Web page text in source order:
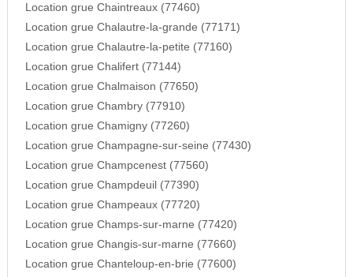
Location grue Chaintreaux (77460)
Location grue Chalautre-la-grande (77171)
Location grue Chalautre-la-petite (77160)
Location grue Chalifert (77144)
Location grue Chalmaison (77650)
Location grue Chambry (77910)
Location grue Chamigny (77260)
Location grue Champagne-sur-seine (77430)
Location grue Champcenest (77560)
Location grue Champdeuil (77390)
Location grue Champeaux (77720)
Location grue Champs-sur-marne (77420)
Location grue Changis-sur-marne (77660)
Location grue Chanteloup-en-brie (77600)